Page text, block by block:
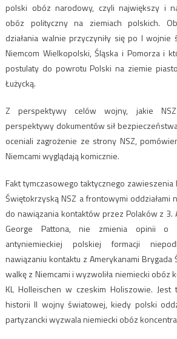
polski obóz narodowy, czyli największy i
obóz polityczny na ziemiach polskich.
działania walnie przyczyniły się po I
Niemcom Wielkopolski, Śląska i Pomorza i
postulaty do powrotu Polski na ziemie
Łużycką.
Z perspektywy celów wojny, jakie
perspektywy dokumentów sił
oceniali zagrożenie ze strony NSZ,
Niemcami wyglądają komicznie.
Fakt tymczasowego taktycznego
Świętokrzyską NSZ a frontowymi oddziałami
do nawiązania kontaktów przez Polaków z 3.
George Pattona, nie zmienia opinii o
antyniemieckiej polskiej formacji
nawiązaniu kontaktu z Amerykanami Brygada
walkę z Niemcami i wyzwoliła niemiecki obóz
KL Holleischen w czeskim Holiszowie.
historii II wojny światowej, kiedy polski
partyzancki wyzwala niemiecki obóz